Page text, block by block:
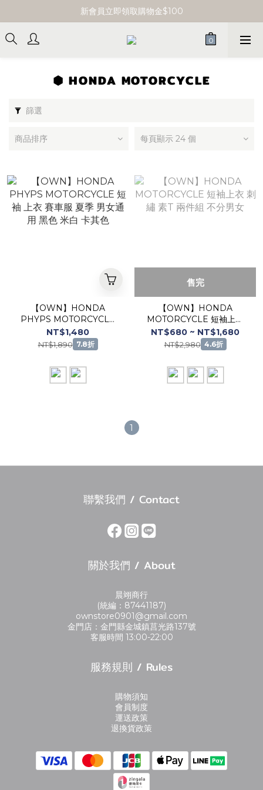
單筆消費滿 $3000 即享免運
新會員立即領取購物金$100
單筆消費滿 $3000 即享免運
⬢ HONDA MOTORCYCLE
篩選
商品排序 每頁顯示 24 個
【OWN】HONDA
PHYPS MOTORCYCLE
短袖 上衣 賽車服 夏季 男女
通用 黑色 米白 卡其色
NT$1,480
NT$1,890 7.8折
售完
【OWN】HONDA
MOTORCYCLE 短袖上衣
刺繡 素T 兩件組 不分男女
NT$680 ~ NT$1,680
NT$2,980 4.6折
1
聯繫我們 / Contact
關於我們 / About
晨翊商行
(統編：87441187)
ownstore0901@gmail.com
金門店：金門縣金城鎮莒光路137號
客服時間 13:00-22:00
服務規則 / Rules
購物須知
會員制度
運送政策
退換貨政策